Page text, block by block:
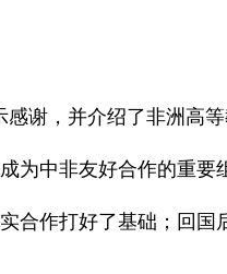
谢，并介绍了非洲高
为中非友好合作的重要
合作打好了基础；回国